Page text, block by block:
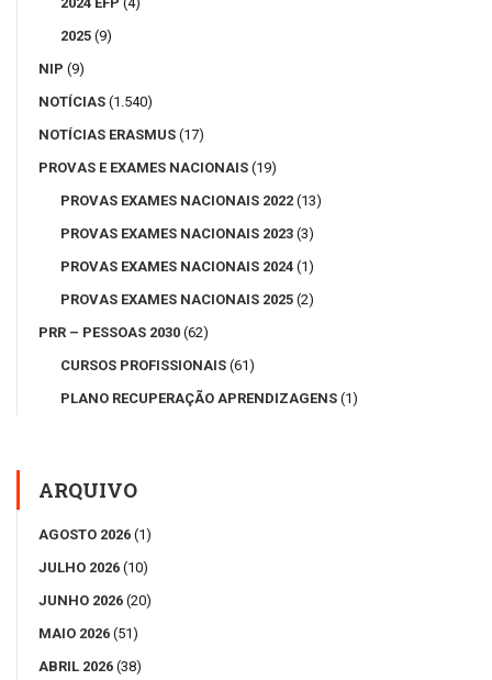
2025 (9)
NIP (9)
NOTÍCIAS (1.540)
NOTÍCIAS ERASMUS (17)
PROVAS E EXAMES NACIONAIS (19)
PROVAS EXAMES NACIONAIS 2022 (13)
PROVAS EXAMES NACIONAIS 2023 (3)
PROVAS EXAMES NACIONAIS 2024 (1)
PROVAS EXAMES NACIONAIS 2025 (2)
PRR – PESSOAS 2030 (62)
CURSOS PROFISSIONAIS (61)
PLANO RECUPERAÇÃO APRENDIZAGENS (1)
ARQUIVO
AGOSTO 2026 (1)
JULHO 2026 (10)
JUNHO 2026 (20)
MAIO 2026 (51)
ABRIL 2026 (38)